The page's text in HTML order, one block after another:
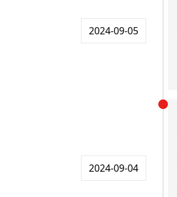
2024-09-05
2024-09-04